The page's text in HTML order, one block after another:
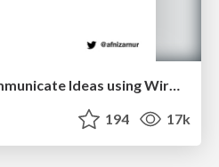
Easily Structure & Communicate Ideas using Wireframe
194 17k